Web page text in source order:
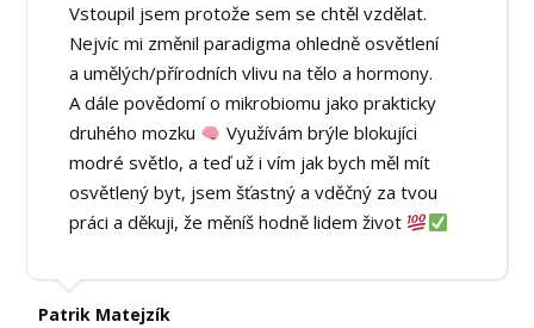
Vstoupil jsem protože sem se chtěl vzdělat.
Nejvíc mi změnil paradigma ohledně osvětlení
a umělých/přírodních vlivu na tělo a hormony.
A dále povědomí o mikrobiomu jako prakticky
druhého mozku
Využívám brýle blokujíci
modré světlo, a teď už i vím jak bych měl mít
osvětlený byt, jsem šťastný a vděčný za tvou
práci a děkuji, že měníš hodně lidem život
Patrik Matejzík